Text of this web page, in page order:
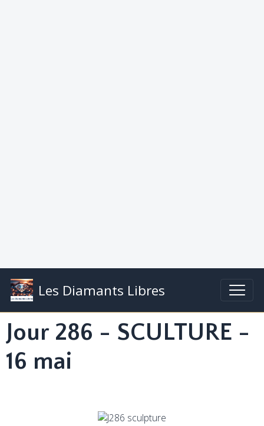
Les Diamants Libres
Jour 286 - SCULTURE -
16 mai